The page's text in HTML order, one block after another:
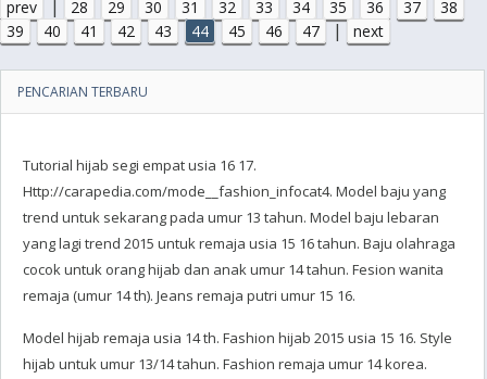
prev | 28 29 30 31 32 33 34 35 36 37
38
39
40 41 42 43 44 45 46 47 | next
PENCARIAN TERBARU
Tutorial hijab segi empat usia 16 17.
Http://carapedia.com/mode__fashion_infocat4. Model baju yang
trend untuk sekarang pada umur 13 tahun. Model baju lebaran
yang lagi trend 2015 untuk remaja usia 15 16 tahun. Baju olahraga
cocok untuk orang hijab dan anak umur 14 tahun. Fesion wanita
remaja (umur 14 th). Jeans remaja putri umur 15 16.
Model hijab remaja usia 14 th. Fashion hijab 2015 usia 15 16. Style
hijab untuk umur 13/14 tahun. Fashion remaja umur 14 korea.